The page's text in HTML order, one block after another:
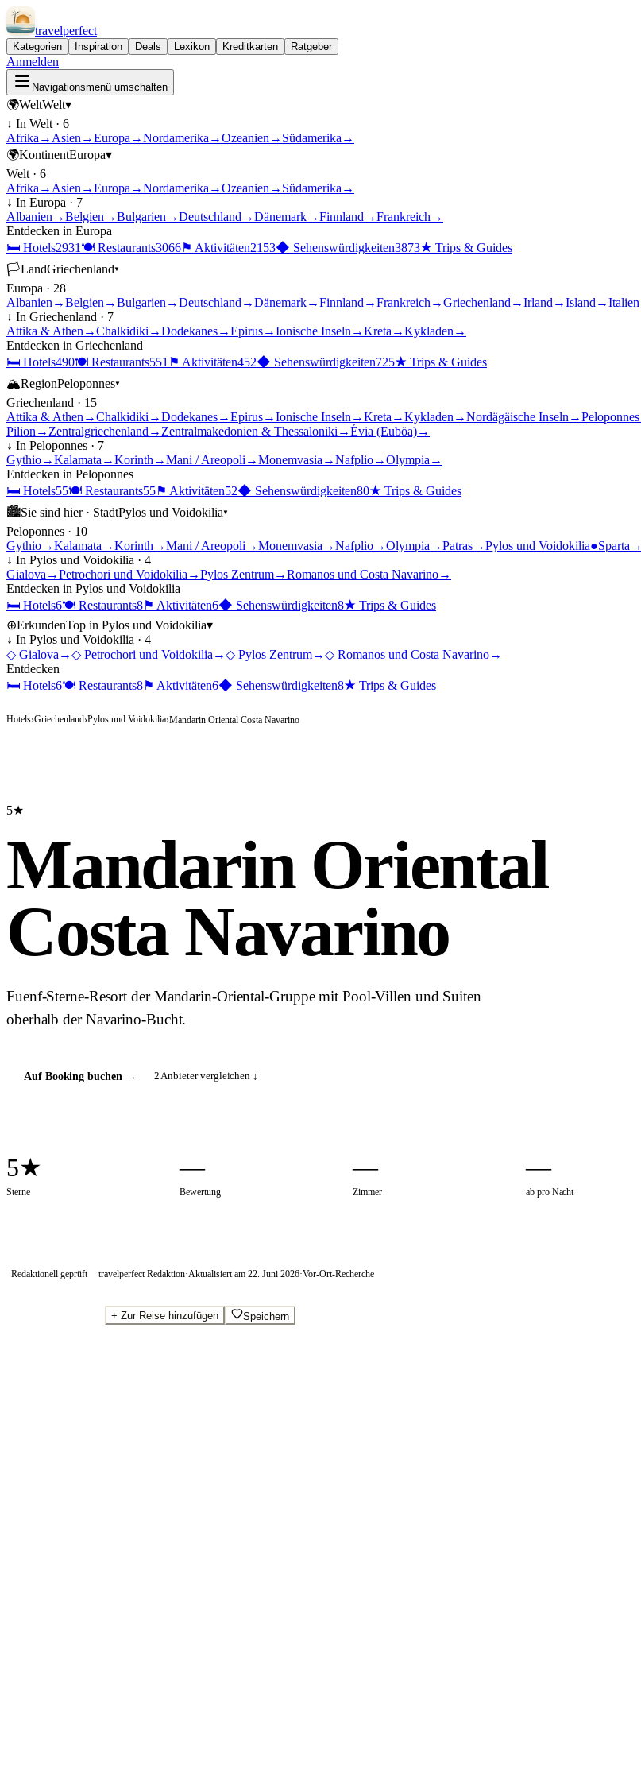
travelperfect
Kategorien Inspiration Deals Lexikon Kreditkarten Ratgeber
Anmelden
Navigationsmenü umschalten
🌍WeltWelt▾
↓ In Welt · 6
Afrika → Asien →Europa →Nordamerika →Ozeanien → Südamerika →
🌍KontinentEuropa▾
Welt · 6
Afrika → Asien →Europa →Nordamerika →Ozeanien → Südamerika →
↓ In Europa · 7
Albanien →Belgien →Bulgarien →Deutschland →Dänemark→Finnland →Frankreich →
Entdecken in Europa
🛏 Hotels2931 🍽 Restaurants3066⚑ Aktivitäten2153◆ Sehenswürdigkeiten3873★ Trips & Guides
🏳LandGriechenland▾
Europa · 28
Albanien →Belgien →Bulgarien →Deutschland →Dänemark→Finnland →Frankreich →Griechenland →Irland →Island →Italien
↓ In Griechenland · 7
Attika & Athen →Chalkidiki →Dodekanes→Epirus→Ionische Inseln →Kreta →Kykladen →
Entdecken in Griechenland
🛏 Hotels490🍽 Restaurants551 ⚑ Aktivitäten452◆ Sehenswürdigkeiten725★ Trips & Guides
🏔RegionPeloponnes▾
Griechenland · 15
Attika & Athen →Chalkidiki →Dodekanes→Epirus→Ionische Inseln →Kreta →Kykladen →Nordägäische Inseln →Peloponnes
Pilion → Zentralgriechenland → Zentralmakedonien & Thessaloniki →Évia (Euböa)→
↓ In Peloponnes · 7
Gythio→Kalamata →Korinth →Mani / Areopoli →Monemvasia →Nafplio→Olympia →
Entdecken in Peloponnes
🛏 Hotels55🍽 Restaurants55⚑ Aktivitäten52◆ Sehenswürdigkeiten80★ Trips & Guides
🏙Sie sind hier · StadtPylos und Voidokilia▾
Peloponnes · 10
Gythio→Kalamata →Korinth →Mani / Areopoli →Monemvasia →Nafplio→Olympia →Patras→Pylos und Voidokilia●Sparta →
↓ In Pylos und Voidokilia · 4
Gialova →Petrochori und Voidokilia →Pylos Zentrum→Romanos und Costa Navarino→
Entdecken in Pylos und Voidokilia
🛏 Hotels6🍽 Restaurants8⚑ Aktivitäten6◆ Sehenswürdigkeiten8★ Trips & Guides
⊕ErkundenTop in Pylos und Voidokilia▾
↓ In Pylos und Voidokilia · 4
◇ Gialova →◇ Petrochori und Voidokilia →◇ Pylos Zentrum→◇ Romanos und Costa Navarino→
Entdecken
🛏 Hotels6🍽 Restaurants8⚑ Aktivitäten6◆ Sehenswürdigkeiten8★ Trips & Guides
Hotels›Griechenland›Pylos und Voidokilia›Mandarin Oriental Costa Navarino
5★
Mandarin Oriental
Costa Navarino
Fuenf-Sterne-Resort der Mandarin-Oriental-Gruppe mit Pool-Villen und Suiten
oberhalb der Navarino-Bucht.
Auf Booking buchen→ 2Anbieter vergleichen ↓
5★
Sterne
—
Bewertung
—
Zimmer
—
ab pro Nacht
Redaktionell geprüft travelperfect Redaktion·Aktualisiert am 22. Juni 2026·Vor-Ort-Recherche
+ Zur Reise hinzufügen Speichern